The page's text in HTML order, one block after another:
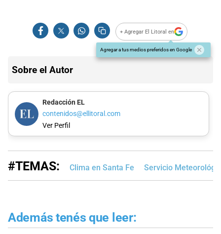
+ Agregar El Litoral en
Agregar a tus medios preferidos en Google
Sobre el Autor
Redacción EL
contenidos@ellitoral.com
Ver Perfil
#TEMAS: Clima en Santa Fe Servicio
Además tenés que leer: